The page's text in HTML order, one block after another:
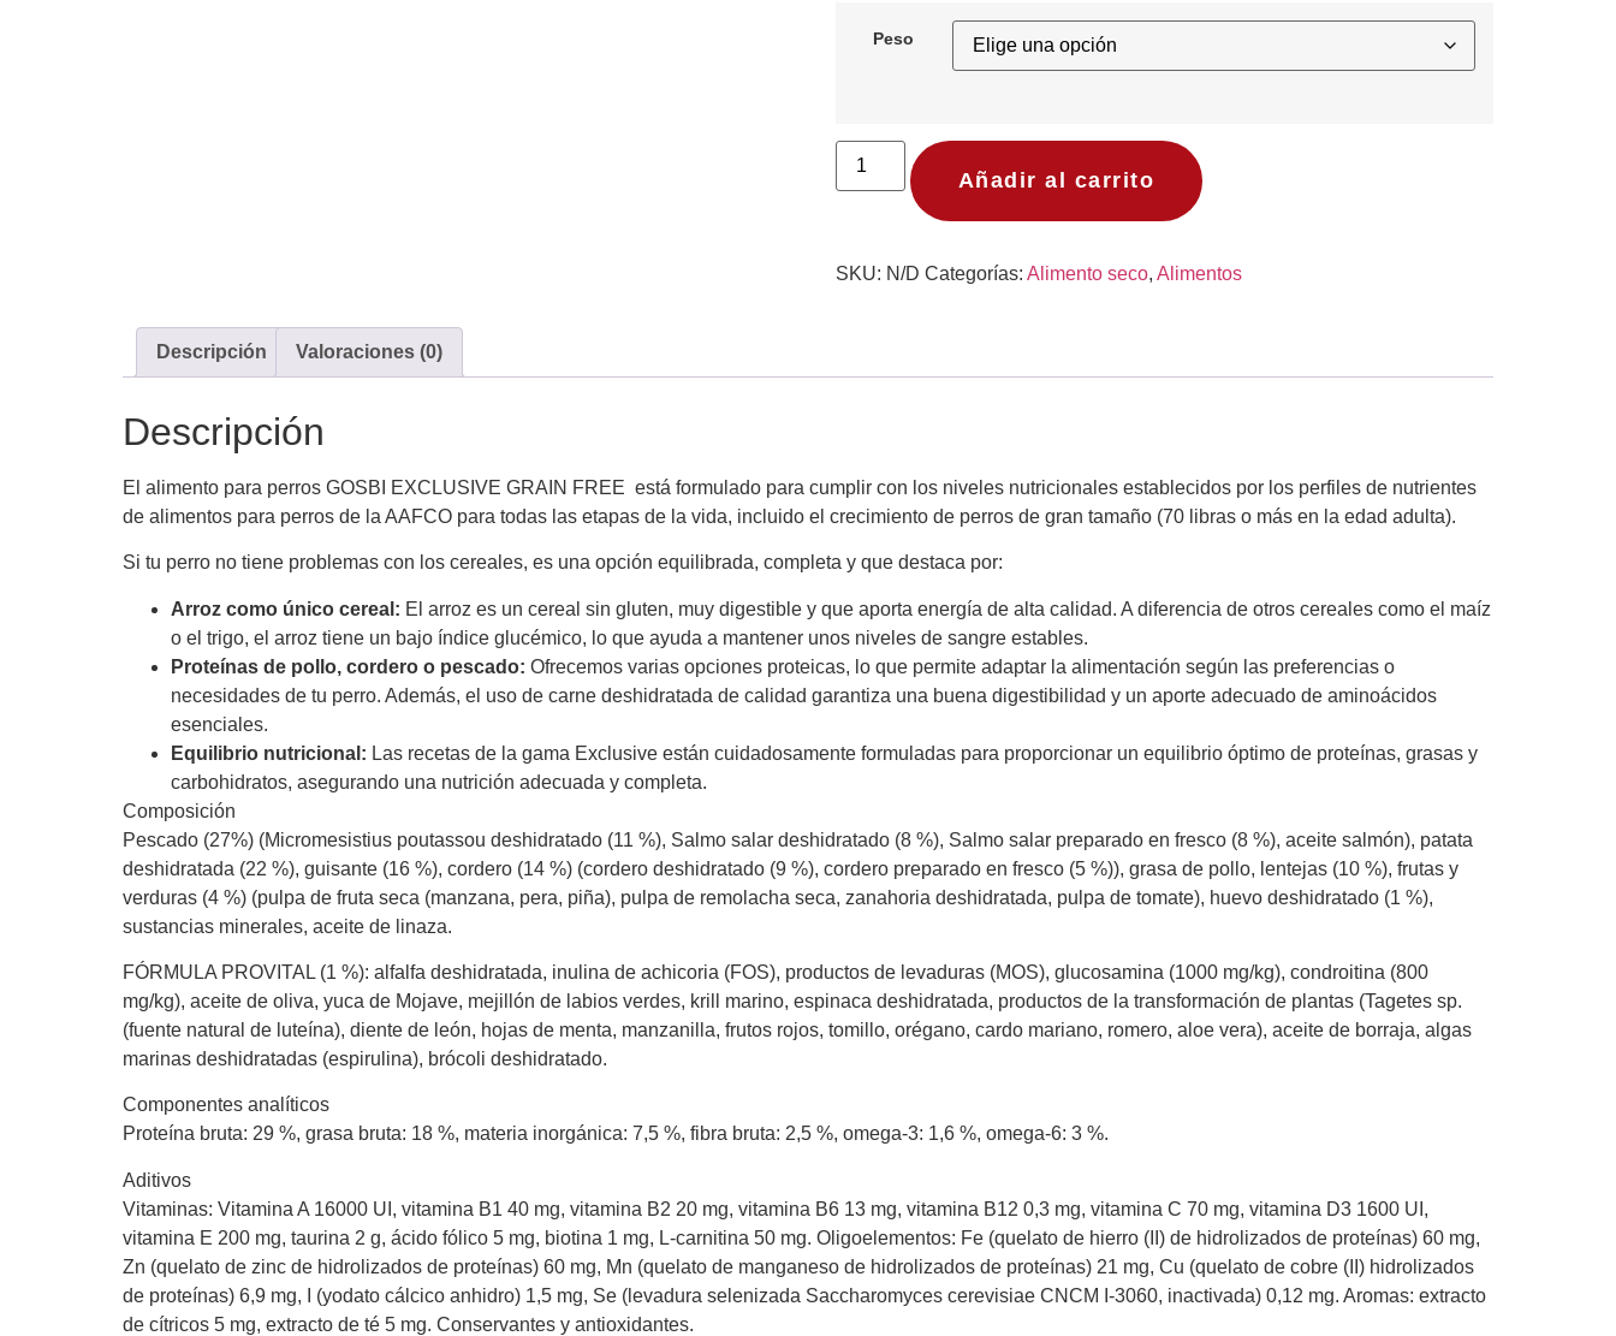
Peso
Añadir al carrito
SKU: N/D Categorías: Alimento seco, Alimentos
Descripción Valoraciones (0)
Descripción
El alimento para perros GOSBI EXCLUSIVE GRAIN FREE está formulado para cumplir con los niveles nutricionales establecidos por los perfiles de nutrientes
de alimentos para perros de la AAFCO para todas las etapas de la vida, incluido el crecimiento de perros de gran tamaño (70 libras o más en la edad adulta).
Si tu perro no tiene problemas con los cereales, es una opción equilibrada, completa y que destaca por:
Arroz como único cereal: El arroz es un cereal sin gluten, muy digestible y que aporta energía de alta calidad. A diferencia de otros cereales como el maíz
o el trigo, el arroz tiene un bajo índice glucémico, lo que ayuda a mantener unos niveles de sangre estables.
Proteínas de pollo, cordero o pescado: Ofrecemos varias opciones proteicas, lo que permite adaptar la alimentación según las preferencias o
necesidades de tu perro. Además, el uso de carne deshidratada de calidad garantiza una buena digestibilidad y un aporte adecuado de aminoácidos
esenciales.
Equilibrio nutricional: Las recetas de la gama Exclusive están cuidadosamente formuladas para proporcionar un equilibrio óptimo de proteínas, grasas y
carbohidratos, asegurando una nutrición adecuada y completa.
Composición
Pescado (27%) (Micromesistius poutassou deshidratado (11 %), Salmo salar deshidratado (8 %), Salmo salar preparado en fresco (8 %), aceite salmón), patata
deshidratada (22 %), guisante (16 %), cordero (14 %) (cordero deshidratado (9 %), cordero preparado en fresco (5 %)), grasa de pollo, lentejas (10 %), frutas y
verduras (4 %) (pulpa de fruta seca (manzana, pera, piña), pulpa de remolacha seca, zanahoria deshidratada, pulpa de tomate), huevo deshidratado (1 %),
sustancias minerales, aceite de linaza.
FÓRMULA PROVITAL (1 %): alfalfa deshidratada, inulina de achicoria (FOS), productos de levaduras (MOS), glucosamina (1000 mg/kg), condroitina (800
mg/kg), aceite de oliva, yuca de Mojave, mejillón de labios verdes, krill marino, espinaca deshidratada, productos de la transformación de plantas (Tagetes sp.
(fuente natural de luteína), diente de león, hojas de menta, manzanilla, frutos rojos, tomillo, orégano, cardo mariano, romero, aloe vera), aceite de borraja, algas
marinas deshidratadas (espirulina), brócoli deshidratado.
Componentes analíticos
Proteína bruta: 29 %, grasa bruta: 18 %, materia inorgánica: 7,5 %, fibra bruta: 2,5 %, omega-3: 1,6 %, omega-6: 3 %.
Aditivos
Vitaminas: Vitamina A 16000 UI, vitamina B1 40 mg, vitamina B2 20 mg, vitamina B6 13 mg, vitamina B12 0,3 mg, vitamina C 70 mg, vitamina D3 1600 UI,
vitamina E 200 mg, taurina 2 g, ácido fólico 5 mg, biotina 1 mg, L-carnitina 50 mg. Oligoelementos: Fe (quelato de hierro (II) de hidrolizados de proteínas) 60 mg,
Zn (quelato de zinc de hidrolizados de proteínas) 60 mg, Mn (quelato de manganeso de hidrolizados de proteínas) 21 mg, Cu (quelato de cobre (II) hidrolizados
de proteínas) 6,9 mg, I (yodato cálcico anhidro) 1,5 mg, Se (levadura selenizada Saccharomyces cerevisiae CNCM I-3060, inactivada) 0,12 mg. Aromas: extracto
de cítricos 5 mg, extracto de té 5 mg. Conservantes y antioxidantes.